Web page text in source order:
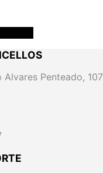
Alvares Penteado, 107